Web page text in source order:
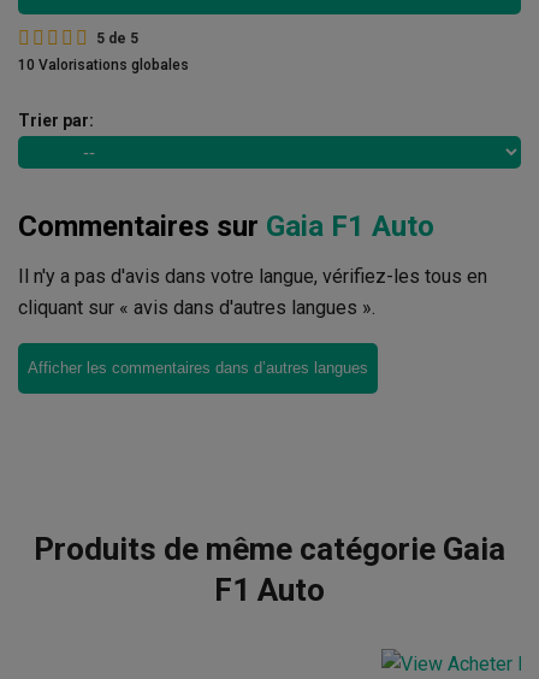
5 de 5
10 Valorisations globales
Trier par:
Commentaires sur Gaia F1 Auto
Il n'y a pas d'avis dans votre langue, vérifiez-les tous en
cliquant sur « avis dans d'autres langues ».
Afficher les commentaires dans d’autres langues
Produits de même catégorie Gaia
F1 Auto